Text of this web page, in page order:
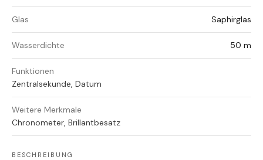
Glas Saphirglas
Wasserdichte 50 m
Funktionen
Zentralsekunde, Datum
Weitere Merkmale
Chronometer, Brillantbesatz
BESCHREIBUNG